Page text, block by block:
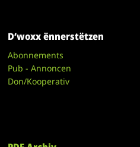
D’woxx ënnerstëtzen
Abonnements
Pub - Annoncen
Don/Kooperativ